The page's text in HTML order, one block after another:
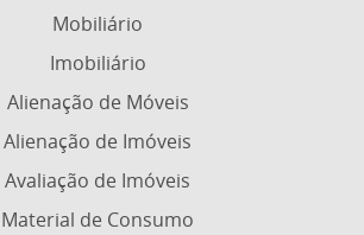
Mobiliário
Imobiliário
Alienação de Móveis
Alienação de Imóveis
Avaliação de Imóveis
Material de Consumo